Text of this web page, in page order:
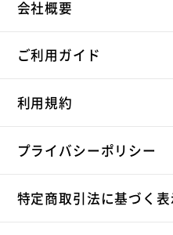
会社概要
ご利用ガイド
利用規約
プライバシーポリシー
特定商取引法に基づく表